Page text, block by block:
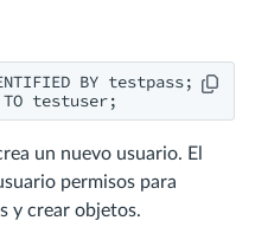
BY testpass;
TO testuser;
un nuevo usuario. El
permisos para
y crear objetos.